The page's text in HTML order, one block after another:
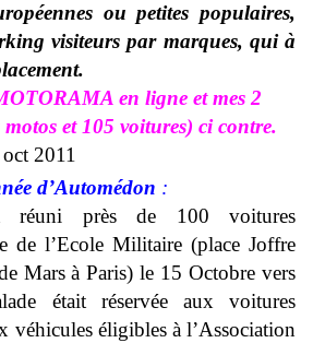
ou petites populaires,
visiteurs par marques, qui à
en ligne et mes 2
motos et 105 voitures) ci contre.
d’Automédon :
réuni près de 100 voitures
de l’Ecole Militaire (place Joffre
Mars à Paris) le 15 Octobre vers
était réservée aux voitures
véhicules éligibles à l’Association